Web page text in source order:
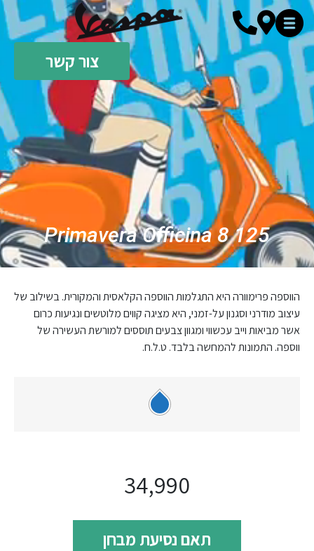
צור קשר
Primavera Officina 8 125
הווספה פרימוורה היא התגלמות הווספה הקלאסית והמקורית. בשילוב של
עיצוב מודרני וסגנון על-זמני, היא מציגה קווים מלוטשים ונגיעות כרום
אשר מביאות וייב עכשווי ומגוון צבעים תוססים למורשת העשירה של
ווספה. התמונות להמחשה בלבד. ט.ל.ח.
34,990
תאם נסיעת מבחן